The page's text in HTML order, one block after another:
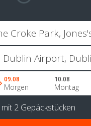
09.08
Morgen
10.08
Montag
mit 2 Gepäckstücken